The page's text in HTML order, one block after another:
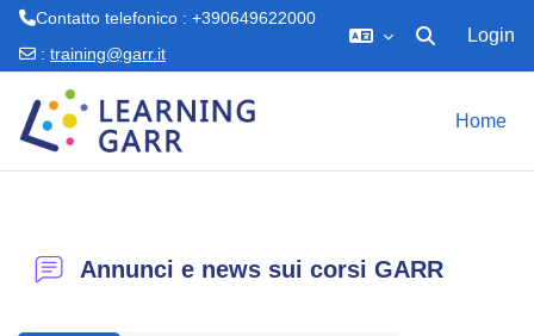
Contatto telefonico : +390649622000
: training@garr.it Attiva/
Login
Home
Annunci e news sui corsi GARR